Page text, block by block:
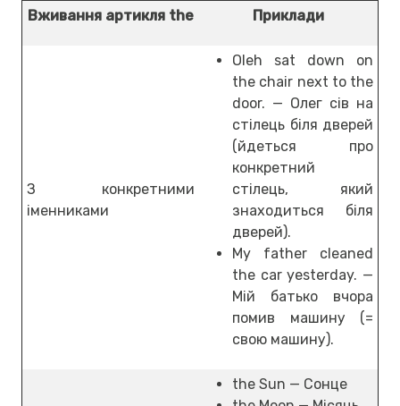
Вживання артикля the Приклади
З конкретними
іменниками
Oleh sat down on
the chair next to the
door. — Олег сів на
стілець біля дверей
(йдеться про
конкретний
стілець, який
знаходиться біля
дверей).
My father cleaned
the car yesterday. —
Мій батько вчора
помив машину (=
свою машину).
the Sun — Сонце